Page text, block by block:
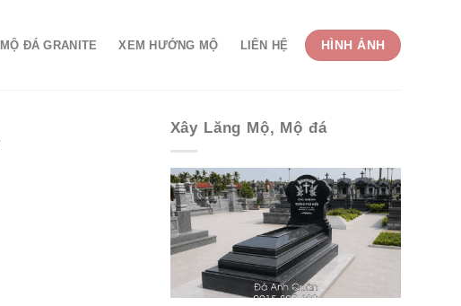
MỘ ĐÁ GRANITE XEM HƯỚNG MỘ LIÊN HỆ HÌNH ẢNH
Xây Lăng Mộ, Mộ đá